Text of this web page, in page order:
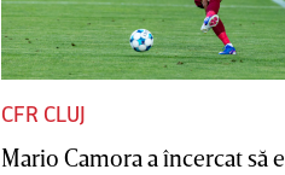
CFR CLUJ
Mario Camora a încercat să